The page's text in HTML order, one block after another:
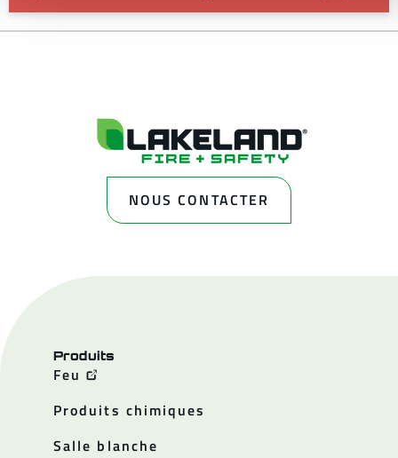
NOUS CONTACTER
Produits
Feu
Produits chimiques
Salle blanche